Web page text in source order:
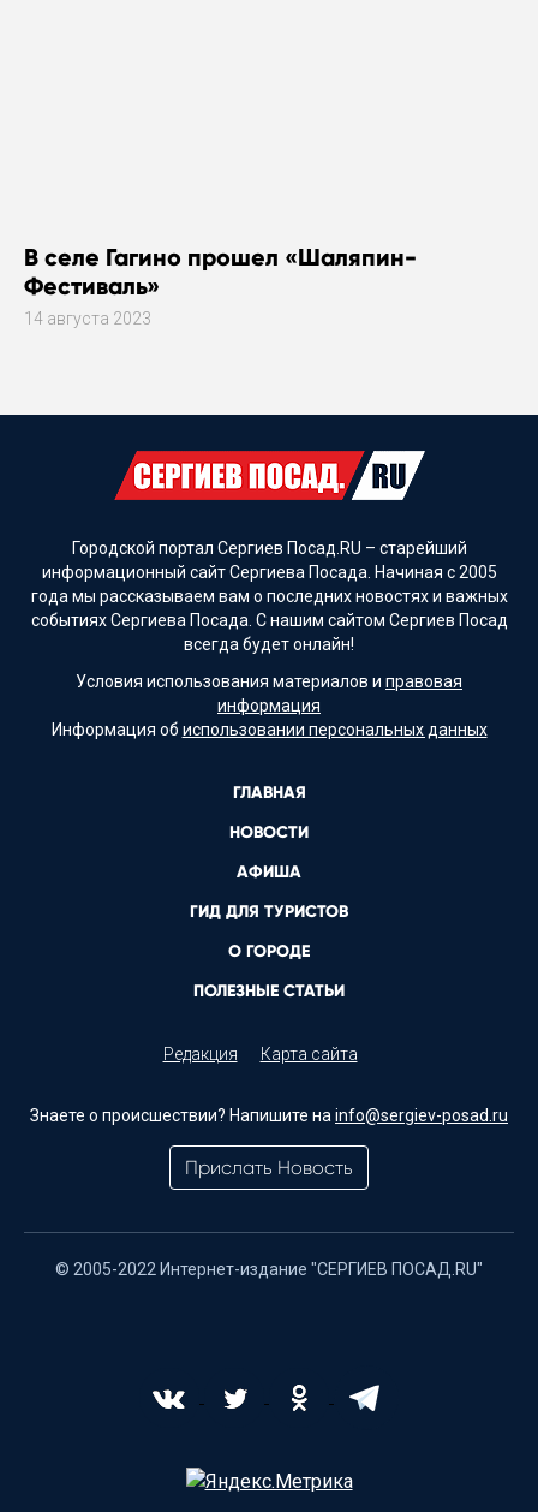
В селе Гагино прошел «Шаляпин-
Фестиваль»
14 августа 2023
Городской портал Сергиев Посад.RU – старейший
информационный сайт Сергиева Посада. Начиная с 2005
года мы рассказываем вам о последних новостях и важных
событиях Сергиева Посада. С нашим сайтом Сергиев Посад
всегда будет онлайн!
Условия использования материалов и правовая
информация
Информация об использовании персональных данных
ГЛАВНАЯ
НОВОСТИ
АФИША
ГИД ДЛЯ ТУРИСТОВ
О ГОРОДЕ
ПОЛЕЗНЫЕ СТАТЬИ
Редакция Карта сайта
Знаете о происшествии? Напишите на info@sergiev-posad.ru
Прислать Новость
© 2005-2022 Интернет-издание "СЕРГИЕВ ПОСАД.RU"